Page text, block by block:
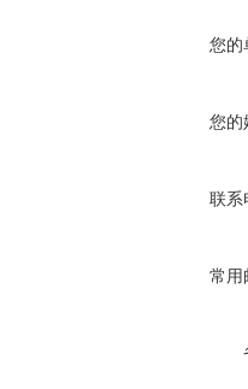
您的
您的
联系
常用